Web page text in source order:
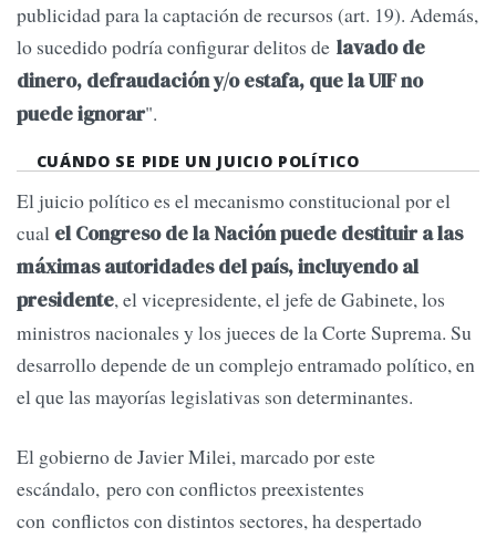
publicidad para la captación de recursos (art. 19). Además,
lo sucedido podría configurar delitos de lavado de
dinero, defraudación y/o estafa, que la UIF no
puede ignorar".
CUÁNDO SE PIDE UN JUICIO POLÍTICO
El juicio político es el mecanismo constitucional por el
cual el Congreso de la Nación puede destituir a las
máximas autoridades del país, incluyendo al
presidente, el vicepresidente, el jefe de Gabinete, los
ministros nacionales y los jueces de la Corte Suprema. Su
desarrollo depende de un complejo entramado político, en
el que las mayorías legislativas son determinantes.
El gobierno de Javier Milei, marcado por este
escándalo, pero con conflictos preexistentes
con conflictos con distintos sectores, ha despertado